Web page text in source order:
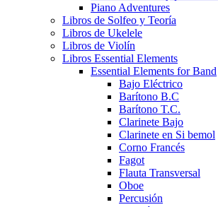
Piano Adventures
Libros de Solfeo y Teoría
Libros de Ukelele
Libros de Violín
Libros Essential Elements
Essential Elements for Band
Bajo Eléctrico
Barítono B.C
Barítono T.C.
Clarinete Bajo
Clarinete en Si bemol
Corno Francés
Fagot
Flauta Transversal
Oboe
Percusión